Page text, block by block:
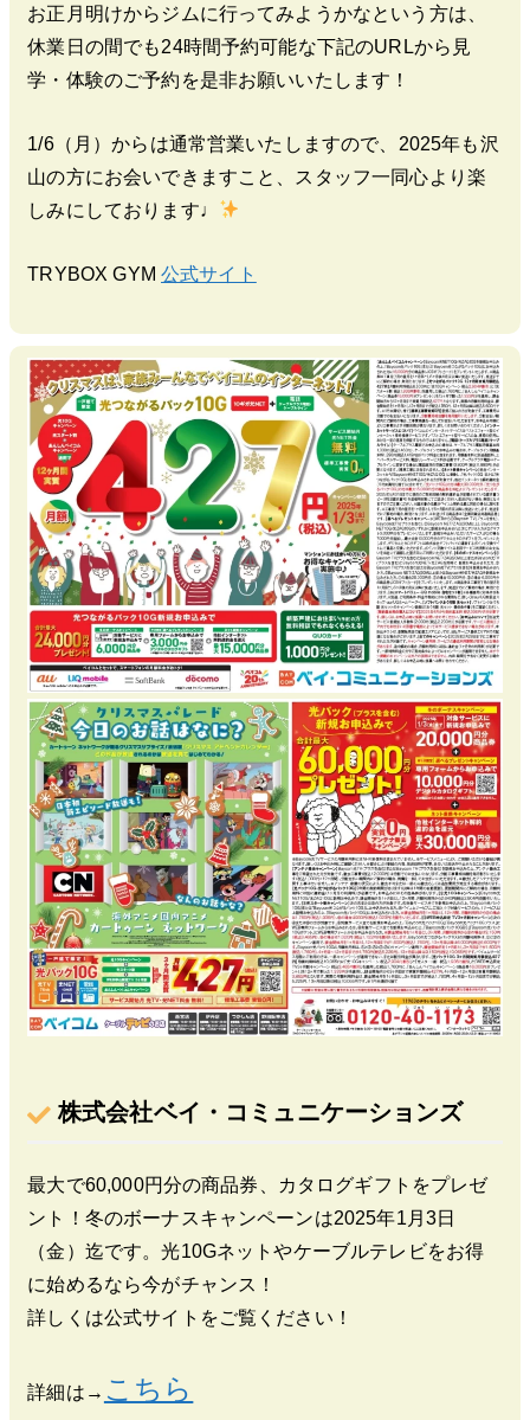
お正月明けからジムに行ってみようかなという方は、
休業日の間でも24時間予約可能な下記のURLから見
学・体験のご予約を是非お願いいたします！
1/6（月）からは通常営業いたしますので、2025年も沢
山の方にお会いできますこと、スタッフ一同心より楽
しみにしておりま す♩
TRYBOX GYM 公式サイト
株式会社ベイ・コミュニケーションズ
最大で60,000円分の商品券、カタログギフトをプレゼ
ント！冬のボーナスキャンペーンは2025年1月3日
（金）迄です。光10Gネットやケーブルテレビをお得
に始めるなら今がチャンス！
詳しくは公式サイトをご覧ください！
詳細は→ こちら